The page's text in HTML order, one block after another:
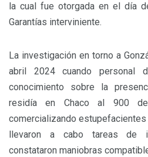
la cual fue otorgada en el día
Garantías interviniente.
La investigación en torno a
abril 2024 cuando personal
conocimiento sobre la
residía en Chaco al 900
comercializando
llevaron a cabo tareas de
constataron maniobras